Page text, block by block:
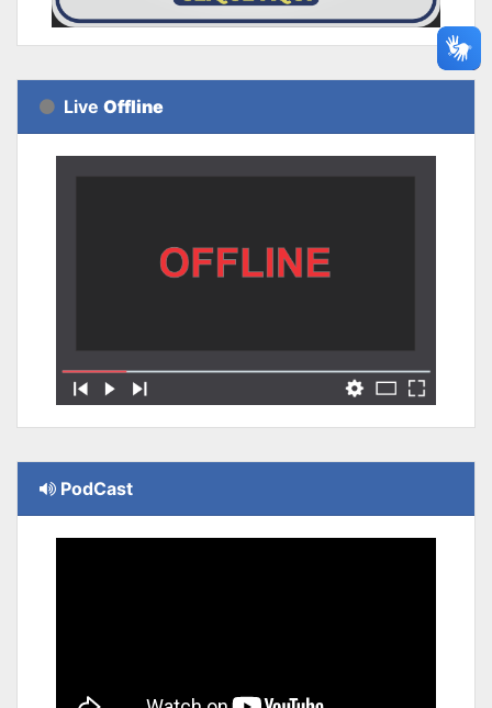
Live Offline
PodCast